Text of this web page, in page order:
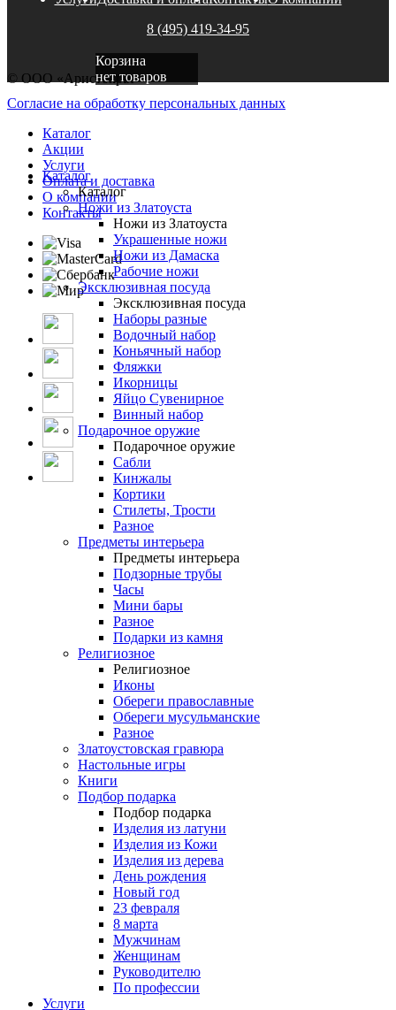
8 (495) 419-34-95
Корзина
нет товаров
© ООО «Аристократ»
Согласие на обработку персональных данных
Каталог
Акции
Услуги
Оплата и доставка
О компании
Контакты
Каталог
Каталог
Ножи из Златоуста
Ножи из Златоуста
Украшенные ножи
Ножи из Дамаска
Рабочие ножи
Эксклюзивная посуда
Эксклюзивная посуда
Наборы разные
Водочный набор
Коньячный набор
Фляжки
Икорницы
Яйцо Сувенирное
Винный набор
Подарочное оружие
Подарочное оружие
Сабли
Кинжалы
Кортики
Стилеты, Трости
Разное
Предметы интерьера
Предметы интерьера
Подзорные трубы
Часы
Мини бары
Разное
Подарки из камня
Религиозное
Религиозное
Иконы
Обереги православные
Обереги мусульманские
Разное
Златоустовская гравюра
Настольные игры
Книги
Подбор подарка
Подбор подарка
Изделия из латуни
Изделия из Кожи
Изделия из дерева
День рождения
Новый год
23 февраля
8 марта
Мужчинам
Женщинам
Руководителю
По профессии
Услуги